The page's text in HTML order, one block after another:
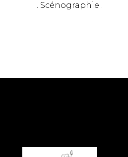
. Scénographie .